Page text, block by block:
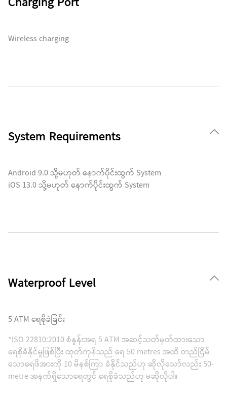
Wireless charging
System Requirements
Android 9.0 သို့မဟုတ် နောက်ပိုင်းထွက် System
iOS 13.0 သို့မဟုတ် နောက်ပိုင်းထွက် System
Waterproof Level
5 ATM ရေစိုခံခြင်း
*ISO 22810:2010 စံနှုန်းအရ 5 ATM အဆင့်သတ်မှတ်ထားသော
ရေစိုခံနိုင်မှုဖြစ်ပြီး ထုတ်ကုန်သည် ရေ 50 metres အထိ တည်ငြိမ်
သောရေဖိအားကို 10 မိနစ်ကြာ ခံနိုင်သည်ဟု ဆိုလိုသော်လည်း 50-
metre အနက်ရှိသောရေတွင် ရေစိုခံသည်ဟု မဆိုလိုပါ။